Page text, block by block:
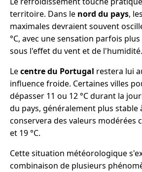
territoire. Dans le nord du pays,
maximales devraient souvent
°C, avec une sensation parfois
sous l'effet du vent et de l'humidité.
Lecentre du Portugal restera lui
influence froide. Certaines villes
dépasser 11 ou 12 °C durant la
du pays, généralement plus stable
conservera des valeurs modérées
et 19 °C.
Cette situation météorologique
combinaison de plusieurs